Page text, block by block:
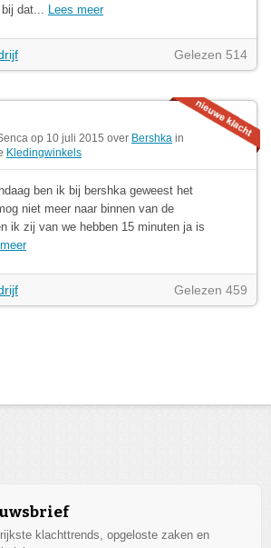
dat... Lees meer
Gelezen 514
op 10 juli 2015 over Bershka in
Kledingwinkels
ben ik bij bershka geweest het
niet meer naar binnen van de
ik zij van we hebben 15 minuten ja is
Gelezen 459
klachttrends, opgeloste zaken en